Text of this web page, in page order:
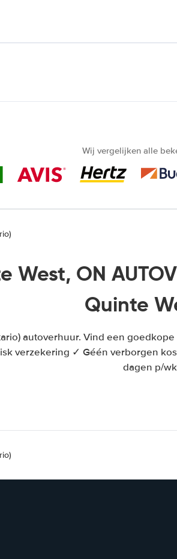
Wij vergelijken alle
West, ON
Quinte
autoverhuur. Vind een
verzekering ✓ Géén verborgen
dagen p/